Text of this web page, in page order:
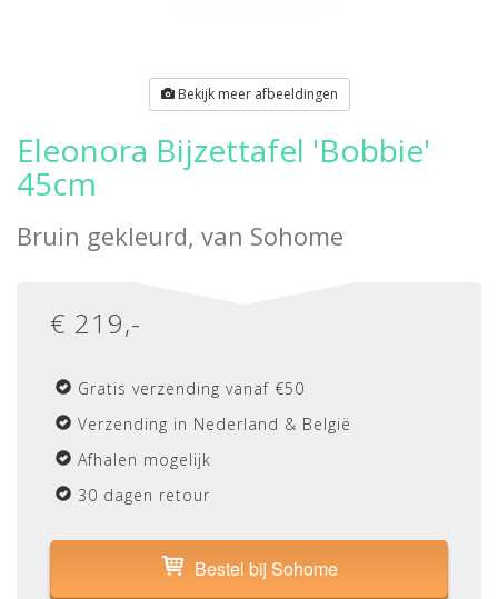
Bekijk meer afbeeldingen
Eleonora Bijzettafel 'Bobbie'
45cm
Bruin gekleurd, van Sohome
€ 219,-
Gratis verzending vanaf €50
Verzending in Nederland & België
Afhalen mogelijk
30 dagen retour
Bestel bij Sohome